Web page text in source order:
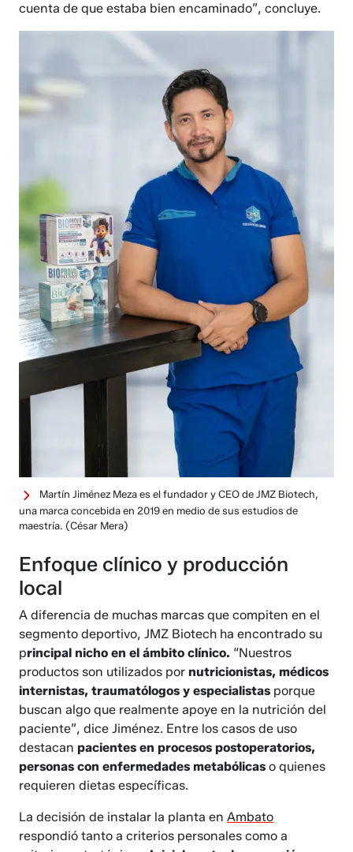
cuenta de que estaba bien encaminado”, concluye.
Martín Jiménez Meza es el fundador y CEO de JMZ Biotech,
una marca concebida en 2019 en medio de sus estudios de
maestría. (César Mera)
Enfoque clínico y producción
local
A diferencia de muchas marcas que compiten en el
segmento deportivo, JMZ Biotech ha encontrado su
principal nicho en el ámbito clínico. “Nuestros
productos son utilizados pornutricionistas, médicos
internistas, traumatólogos y especialistas porque
buscan algo que realmente apoye en la nutrición del
paciente”, dice Jiménez. Entre los casos de uso
destacanpacientes en procesos postoperatorios,
personas con enfermedades metabólicaso quienes
requieren dietas específicas.
La decisión de instalar la planta enAmbato
respondió tanto a criterios personales como a